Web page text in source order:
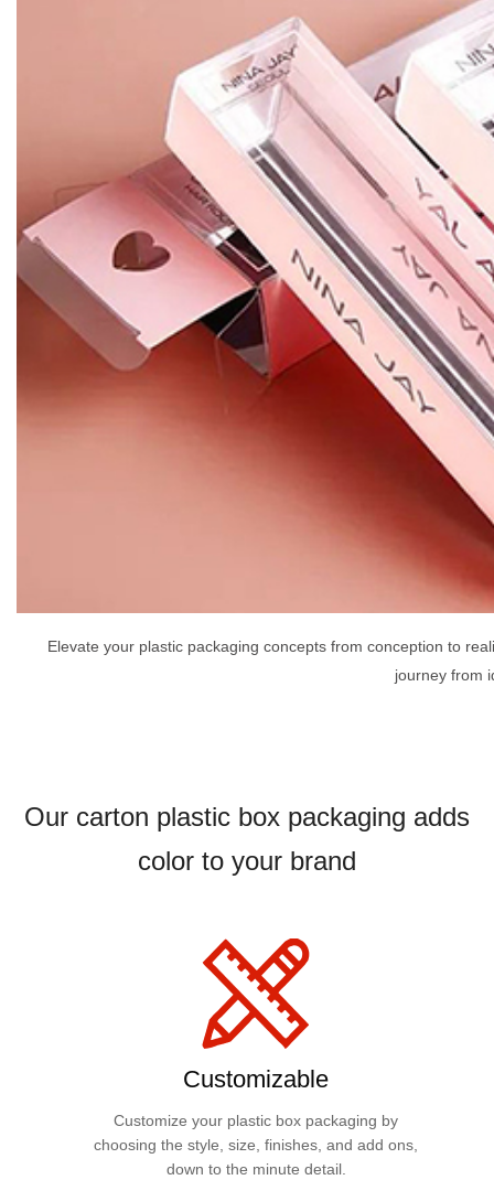
Elevate your plastic packaging concepts from conception to
journey from
Our carton plastic box packaging adds
color to your brand
Customizable
Customize your plastic box packaging by
choosing the style, size, finishes, and add ons,
down to the minute detail.